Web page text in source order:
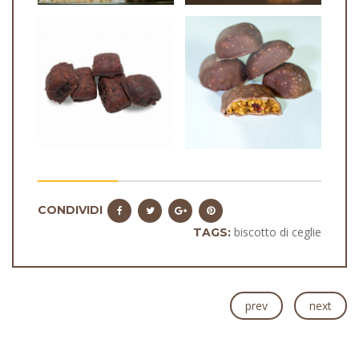
CONDIVIDI
TAGS: biscotto di ceglie
prev next